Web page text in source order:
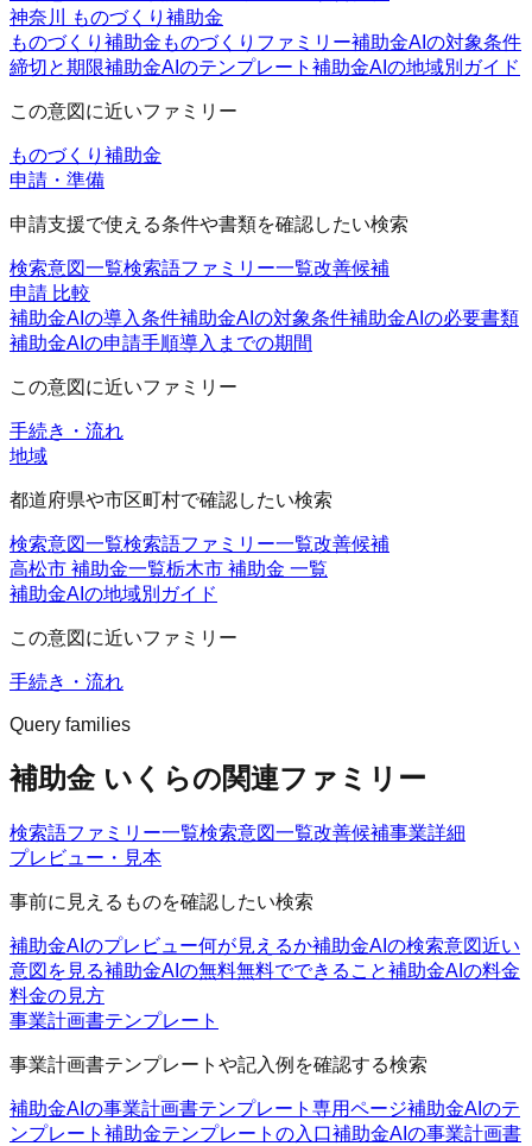
神奈川 ものづくり補助金
ものづくり補助金 ものづくりファミリー補助金AIの対象条件
締切と期限補助金AIのテンプレート 補助金AIの地域別ガイド
この意図に近いファミリー
ものづくり補助金
申請・準備
申請支援で使える条件や書類を確認したい検索
検索意図一覧検索語ファミリー一覧改善候補
申請 比較
補助金AIの導入条件補助金AIの対象条件補助金AIの必要書類
補助金AIの申請手順導入までの期間
この意図に近いファミリー
手続き・流れ
地域
都道府県や市区町村で確認したい検索
検索意図一覧検索語ファミリー一覧改善候補
高松市 補助金一覧栃木市 補助金 一覧
補助金AIの地域別ガイド
この意図に近いファミリー
手続き・流れ
Query families
補助金 いくらの関連ファミリー
検索語ファミリー一覧検索意図一覧改善候補事業詳細
プレビュー・見本
事前に見えるものを確認したい検索
補助金AIのプレビュー何が見えるか補助金AIの検索意図近い
意図を見る補助金AIの無料無料でできること補助金AIの料金
料金の見方
事業計画書テンプレート
事業計画書テンプレートや記入例を確認する検索
補助金AIの事業計画書テンプレート 専用ページ補助金AIのテ
ンプレート 補助金テンプレートの入口補助金AIの事業計画書